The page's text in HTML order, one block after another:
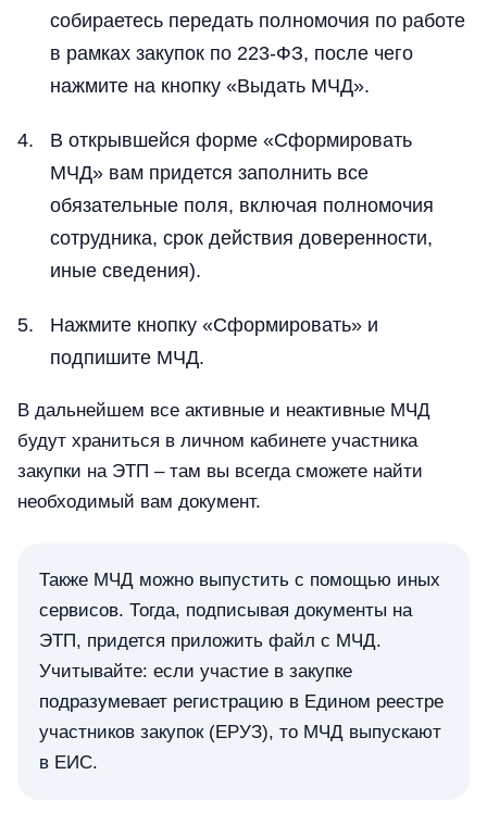
собираетесь передать полномочия по работе
в рамках закупок по 223-ФЗ, после чего
нажмите на кнопку «Выдать МЧД».
В открывшейся форме «Сформировать
МЧД» вам придется заполнить все
обязательные поля, включая полномочия
сотрудника, срок действия доверенности,
иные сведения).
Нажмите кнопку «Сформировать» и
подпишите МЧД.
В дальнейшем все активные и неактивные МЧД
будут храниться в личном кабинете участника
закупки на ЭТП – там вы всегда сможете найти
необходимый вам документ.
Также МЧД можно выпустить с помощью иных
сервисов. Тогда, подписывая документы на
ЭТП, придется приложить файл с МЧД.
Учитывайте: если участие в закупке
подразумевает регистрацию в Едином реестре
участников закупок (ЕРУЗ), то МЧД выпускают
в ЕИС.